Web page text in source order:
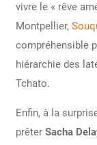
vivre le « rêve
Montpellier,
compréhensible
hiérarchie des
Tchato.
Enfin, à la
prêter Sacha